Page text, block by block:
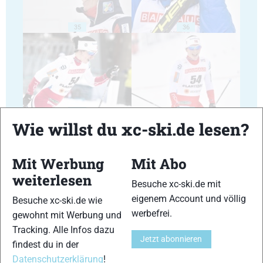
35 36
39 40
Wie willst du xc-ski.de lesen?
Mit Werbung
weiterlesen
Besuche xc-ski.de wie
gewohnt mit Werbung und
Tracking. Alle Infos dazu
findest du in der
Datenschutzerklärung!
Mit Abo
Besuche xc-ski.de mit
eigenem Account und völlig
werbefrei.
Jetzt abonnieren